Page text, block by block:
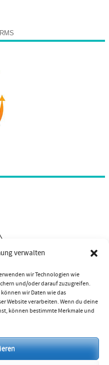
verwalten
wir Technologien wie
und/oder darauf zuzugreifen.
wir Daten wie das
Website verarbeiten. Wenn du deine
können bestimmte Merkmale und